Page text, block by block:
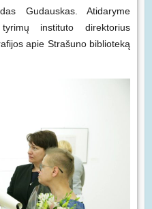
Gudauskas. Atidaryme
instituto direktorius
apie Strašuno biblioteką